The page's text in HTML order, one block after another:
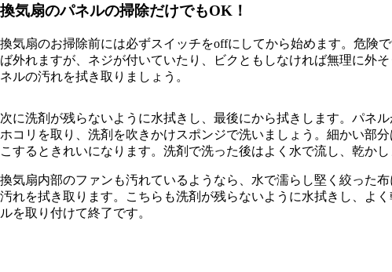
換気扇のパネルの掃除だけでもOK！
換気扇のお掃除前には必ずスイッチをoffにしてから始めます。危険
ば外れますが、ネジが付いていたり、ビクともしなければ無理に外
ネルの汚れを拭き取りましょう。
次に洗剤が残らないように水拭きし、最後にから拭きします。パネ
ホコリを取り、洗剤を吹きかけスポンジで洗いましょう。細かい部
こするときれいになります。洗剤で洗った後はよく水で流し、乾かし
換気扇内部のファンも汚れているようなら、水で濡らし堅く絞った
汚れを拭き取ります。こちらも洗剤が残らないように水拭きし、よ
ルを取り付けて終了です。